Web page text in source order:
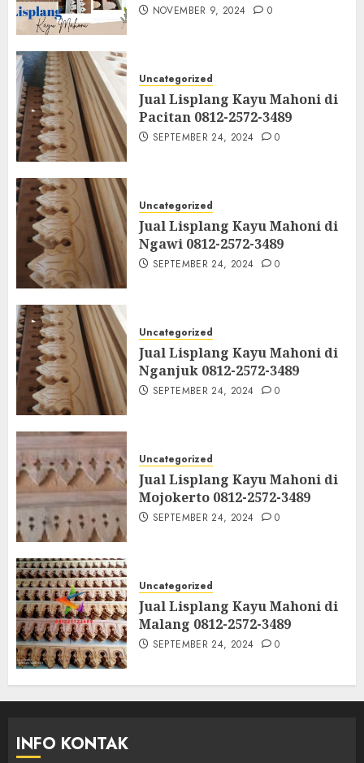
NOVEMBER 9, 2024 0
Uncategorized
Jual Lisplang Kayu Mahoni di
Pacitan 0812-2572-3489
SEPTEMBER 24, 2024 0
Uncategorized
Jual Lisplang Kayu Mahoni di
Ngawi 0812-2572-3489
SEPTEMBER 24, 2024 0
Uncategorized
Jual Lisplang Kayu Mahoni di
Nganjuk 0812-2572-3489
SEPTEMBER 24, 2024 0
Uncategorized
Jual Lisplang Kayu Mahoni di
Mojokerto 0812-2572-3489
SEPTEMBER 24, 2024 0
Uncategorized
Jual Lisplang Kayu Mahoni di
Malang 0812-2572-3489
SEPTEMBER 24, 2024 0
INFO KONTAK